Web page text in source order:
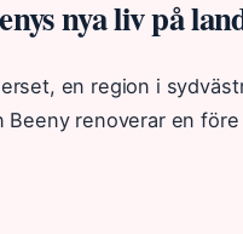
nya liv på
en region i
Beeny renoverar en